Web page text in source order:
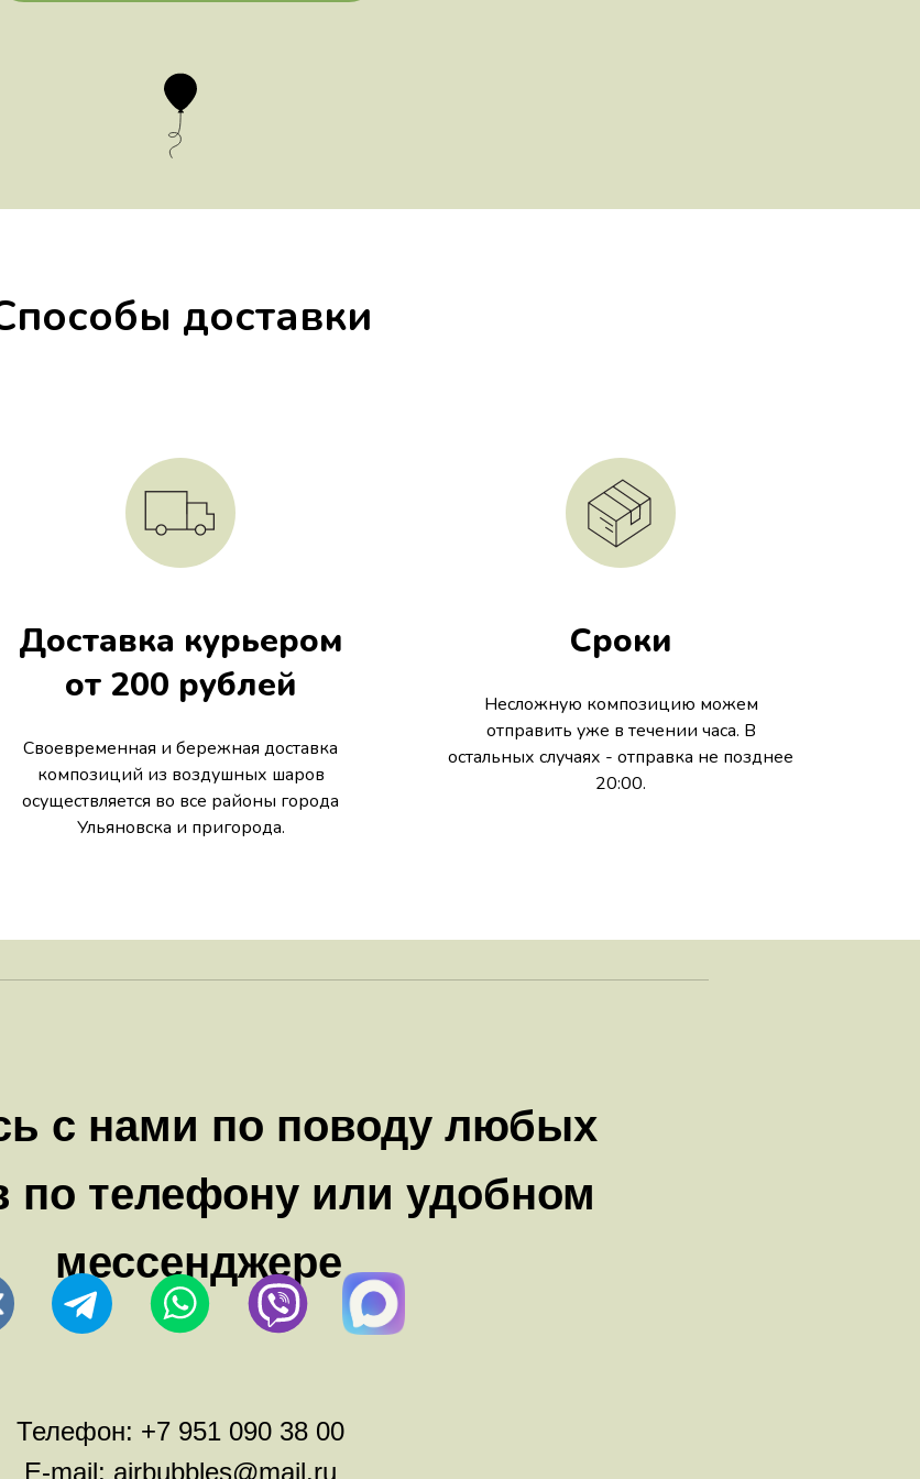
доставки
Доставка курьером
от 200 рублей
Своевременная и бережная доставка
композиций из воздушных шаров
осуществляется во все районы города
Ульяновска и пригорода.
Сроки
Несложную композицию можем
отправить уже в течении часа. В
остальных случаях - отправка не позднее
20:00.
с нами по поводу любых
по телефону или удобном
мессенджере
Телефон: +7 951 090 38 00
E-mail: airbubbles@mail.ru